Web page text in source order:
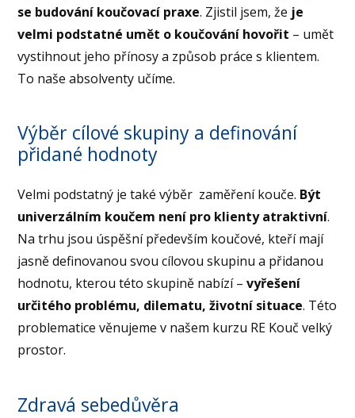
se budování koučovací praxe. Zjistil jsem, že je
velmi podstatné umět o koučování hovořit – umět
vystihnout jeho přínosy a způsob práce s klientem.
To naše absolventy učíme.
Výběr cílové skupiny a definování
přidané hodnoty
Velmi podstatný je také výběr zaměření kouče. Být
univerzálním koučem není pro klienty atraktivní.
Na trhu jsou úspěšní především koučové, kteří mají
jasně definovanou svou cílovou skupinu a přidanou
hodnotu, kterou této skupině nabízí –vyřešení
určitého problému, dilematu, životní situace. Této
problematice věnujeme v našem kurzu RE Kouč velký
prostor.
Zdravá sebedůvěra